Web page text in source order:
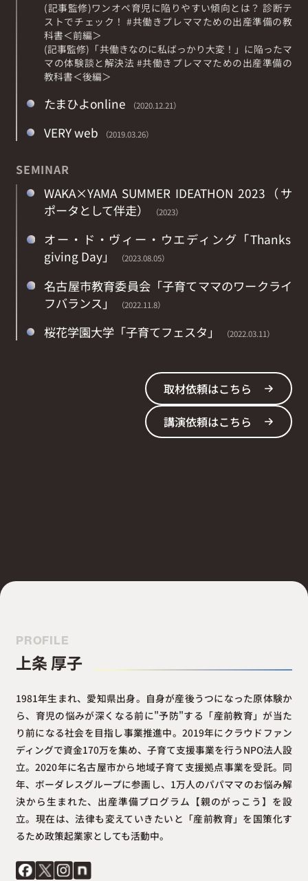
(記事監修)ワンオペ育児に陥りやすい傾向とは？ 診断テ
ストでチェック！ #共働きプレママための出産準備の教
科書＜前編＞
(記事監修)「共働きなのに私ばっかり大変！」に陥ったマ
マの体験談と解決法 #共働きプレママための出産準備の
教科書＜後編＞
たまひよonline （2020.12.21）
VERY web （2019.03.26）
SEMINAR
WAKA×YAMA SUMMER IDEATHON 2023（サ
ポータとして伴走）
（2023）
オー・ド・ヴィー・ウエディング「Thanks
giving Day」
（2023.08.05）
名古屋市教育委員会「子育てママのワークライ
フバランス」
（2022.11.8）
桜花学園大学「子育てフェスタ」 （2022.03.11）
取材依頼はこちら
講演依頼はこちら
PROFILE
上条 厚子
1981年生まれ、愛知県出身。自身が産後うつになった原体験か
ら、育児の悩みが深くなる前に"予防"する「産前教育」が当た
り前になる社会を目指し事業推進中。2019年にクラウドファン
ディングで資金170万を集め、子育て支援事業を行うNPO法人設
立。2020年に名古屋市から地域子育て支援拠点事業を受託。同
年、ボーダレスグループに参画し、1万人のパパママのお悩み解
決から生まれた、出産準備プログラム【親のがっこう】を設
立。現在は、法律も変えていきたいと「産前教育」を国策化す
るため政策起業家としても活動中。